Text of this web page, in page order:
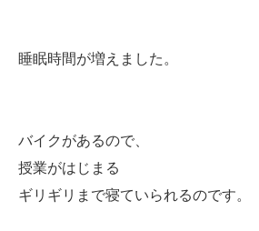
睡眠時間が増えました。
バイクがあるので、
授業がはじまる
ギリギリまで寝ていられるのです。